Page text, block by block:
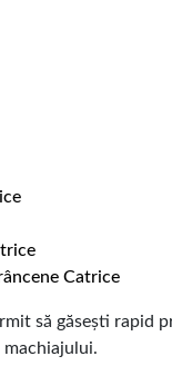
Catrice
să găsești rapid
machiajului.